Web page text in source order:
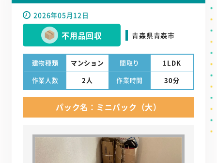
2026年05月12日
不用品回収 青森県青森市
建物種類 マンション 間取り
1LDK
作業人数
2人 作業時間 30分
パック名：ミニパック（大）